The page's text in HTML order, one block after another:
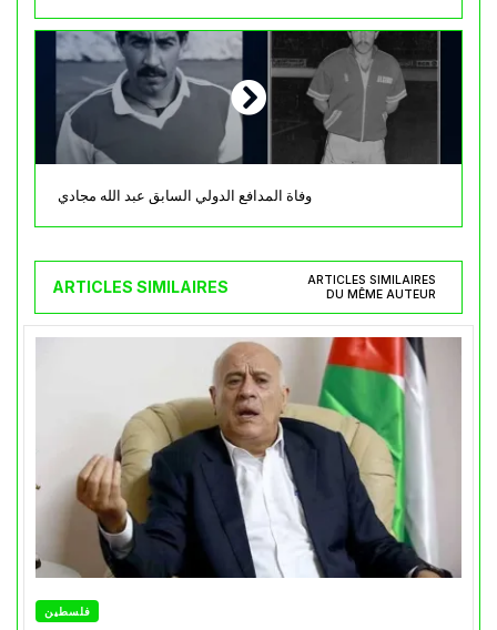
وفاة المدافع الدولي السابق عبد الله مجادي
ARTICLES SIMILAIRES
ARTICLES SIMILAIRES
DU MÊME AUTEUR
فلسطين